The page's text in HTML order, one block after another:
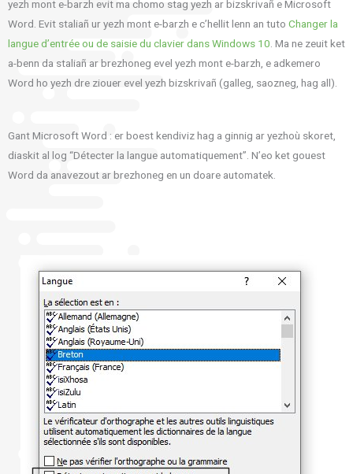
yezh mont e-barzh evit ma chomo stag yezh ar bizskrivañ e Microsoft
Word. Evit staliañ ur yezh mont e-barzh e c’hellit lenn an tuto Changer la
langue d’entrée ou de saisie du clavier dans Windows 10 . Ma ne zeuit ket
a-benn da staliañ ar brezhoneg evel yezh mont e-barzh, e adkemero
Word ho yezh dre ziouer evel yezh bizskrivañ (galleg, saozneg, hag all).
Gant Microsoft Word : er boest kendiviz hag a ginnig ar yezhoù skoret,
diaskit al log “Détecter la langue automatiquement”. N’eo ket gouest
Word da anavezout ar brezhoneg en un doare automatek.